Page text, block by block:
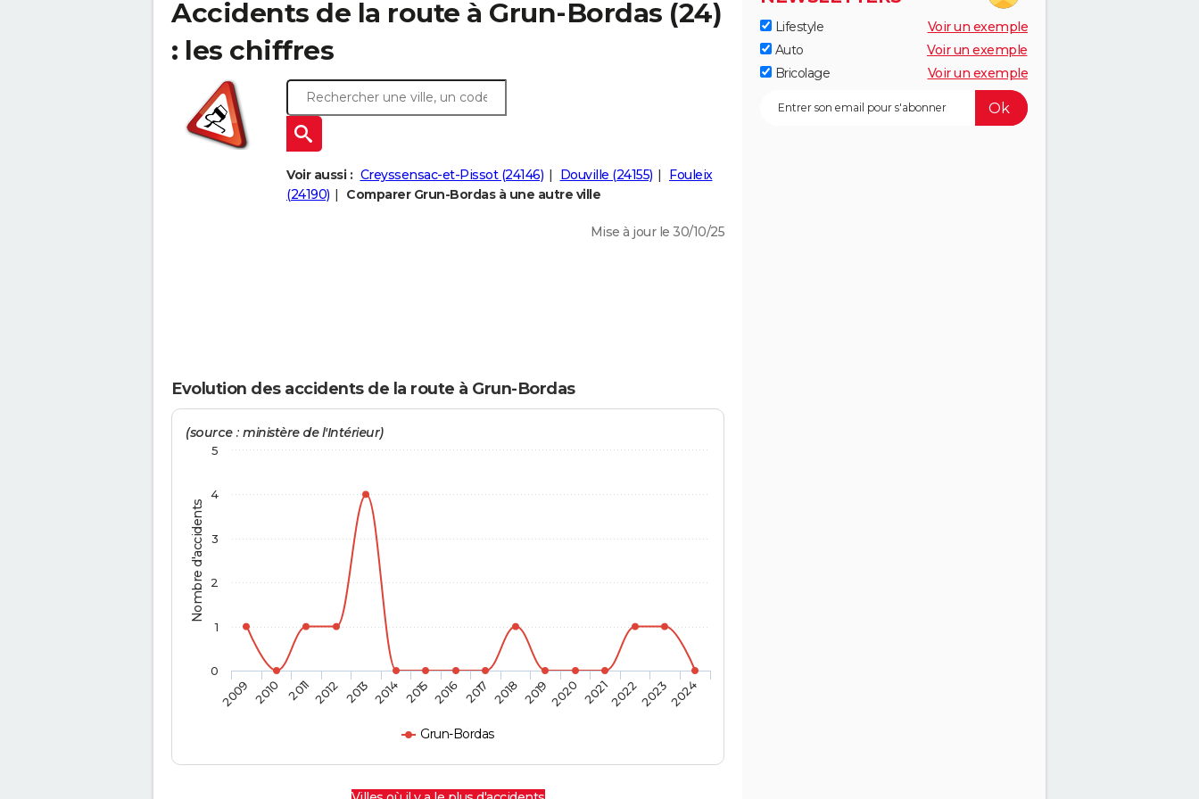
Accidents de la route à Grun-Bordas (24)
: les chiffres
Voir aussi : Creyssensac-et-Pissot (24146) Douville (24155)
Fouleix
(24190)
Comparer Grun-Bordas à une autre ville
Mise à jour le 30/10/25
Evolution des accidents de la route à Grun-Bordas
Nombre d'accidents
(source : ministère de l'Intérieur)
Grun-Bordas
2009 2010 2011 2012 2013 2014 2015 2016 2017 2018 20192020 2021202220232024
0
1
2
3
4
5
Lifestyle
Voir un exemple
Auto
Voir un exemple
Bricolage
Voir un exemple